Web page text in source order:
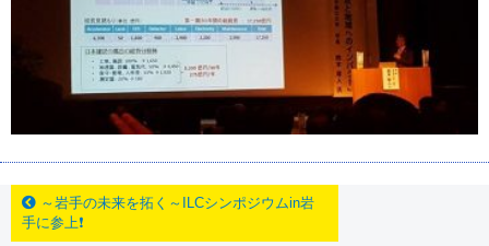
～岩手の未来を拓く～ILCシンポジウムin岩
手に参上❗